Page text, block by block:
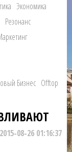
Экономика
Резонанс
Бизнес Offtop
2015-08-26 01:16:37